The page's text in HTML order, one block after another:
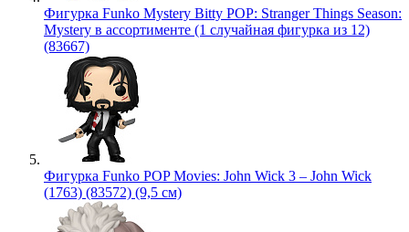
Фигурка Funko Mystery Bitty POP: Stranger Things Season:
Mystery в ассортименте (1 случайная фигурка из 12)
(83667)
Фигурка Funko POP Movies: John Wick 3 – John Wick
(1763) (83572) (9,5 см)